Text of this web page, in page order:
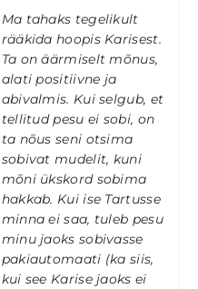
Ma tahaks tegelikult
rääkida hoopis Karisest.
Ta on äärmiselt mõnus,
alati positiivne ja
abivalmis. Kui selgub, et
tellitud pesu ei sobi, on
ta nõus seni otsima
sobivat mudelit, kuni
mõni ükskord sobima
hakkab. Kui ise Tartusse
minna ei saa, tuleb pesu
minu jaoks sobivasse
pakiautomaati (ka siis,
kui see Karise jaoks ei